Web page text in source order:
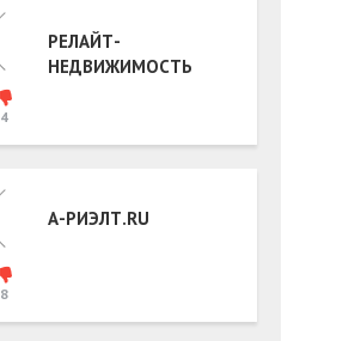
4
РЕЛАЙТ-
НЕДВИЖИМОСТЬ
8
А-РИЭЛТ.RU